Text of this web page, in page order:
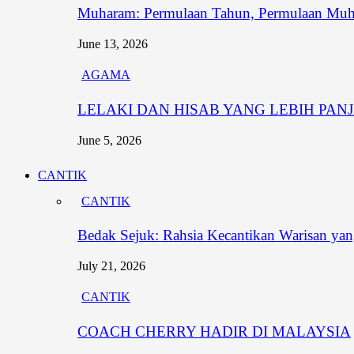
Muharam: Permulaan Tahun, Permulaan
June 13, 2026
AGAMA
LELAKI DAN HISAB YANG LEBIH
June 5, 2026
CANTIK
CANTIK
Bedak Sejuk: Rahsia Kecantikan Warisan
July 21, 2026
CANTIK
COACH CHERRY HADIR DI MALAYSIA